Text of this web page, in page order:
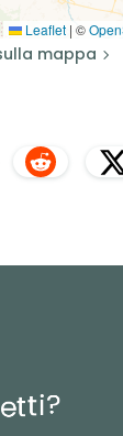
Leaflet | ©
mappa
etti?